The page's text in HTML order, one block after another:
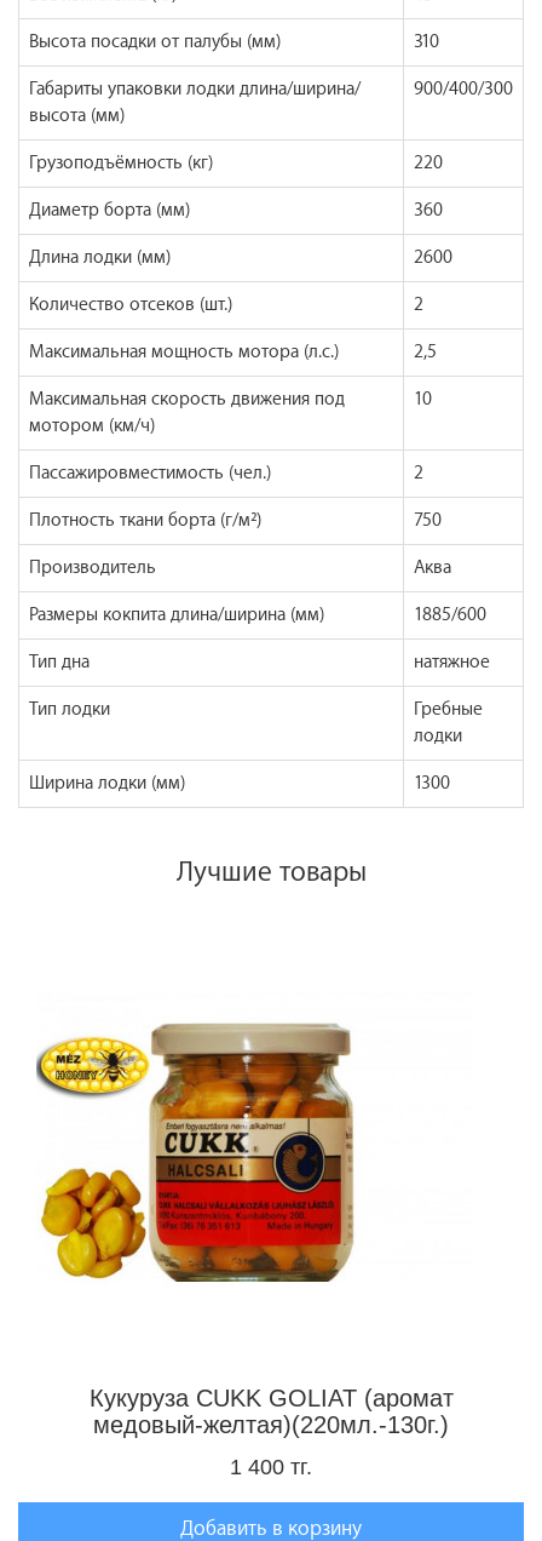
Высота посадки от палубы (мм) 310
Габариты упаковки лодки длина/ширина/
высота (мм)
900/400/300
Грузоподъёмность (кг) 220
Диаметр борта (мм) 360
Длина лодки (мм) 2600
Количество отсеков (шт.) 2
Максимальная мощность мотора (л.с.) 2,5
Максимальная скорость движения под
мотором (км/ч)
10
Пассажировместимость (чел.) 2
Плотность ткани борта (г/м²) 750
Производитель Аква
Размеры кокпита длина/ширина (мм) 1885/600
Тип дна натяжное
Тип лодки
Гребные
лодки
Ширина лодки (мм) 1300
Лучшие товары
Кукуруза CUKK GOLIAT (аромат
медовый-желтая)(220мл.-130г.)
1 400 тг.
Добавить в корзину